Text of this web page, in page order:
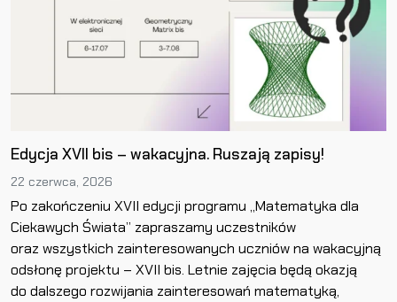
Edycja XVII bis – wakacyjna. Ruszają zapisy!
22 czerwca, 2026
Po zakończeniu XVII edycji programu „Matematyka dla
Ciekawych Świata” zapraszamy uczestników
oraz wszystkich zainteresowanych uczniów na wakacyjną
odsłonę projektu – XVII bis. Letnie zajęcia będą okazją
do dalszego rozwijania zainteresowań matematyką,